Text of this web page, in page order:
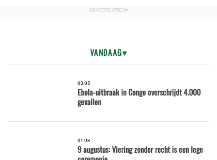
VANDAAG
03:05
Ebola-uitbraak in Congo overschrijdt 4.000
gevallen
01:03
9 augustus: Viering zonder recht is een lege